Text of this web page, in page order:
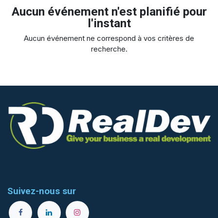
Aucun événement n'est planifié pour
l'instant
Aucun événement ne correspond à vos critères de
recherche.
Suivez-nous sur